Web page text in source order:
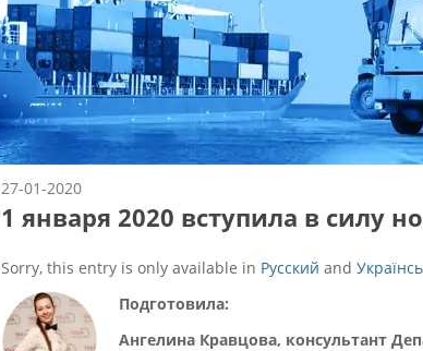
27-01-2020
1 января 2020 вступила в силу
Sorry, this entry is only available in Русский and
Подготовила:
Ангелина Кравцова, консультант